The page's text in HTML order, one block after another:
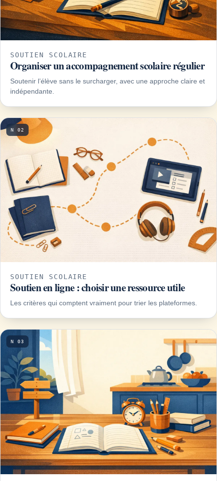
SOUTIEN SCOLAIRE
Organiser un accompagnement scolaire régulier
Soutenir l’élève sans le surcharger, avec une approche claire et
indépendante.
N 02
SOUTIEN SCOLAIRE
Soutien en ligne : choisir une ressource utile
Les critères qui comptent vraiment pour trier les plateformes.
N 03